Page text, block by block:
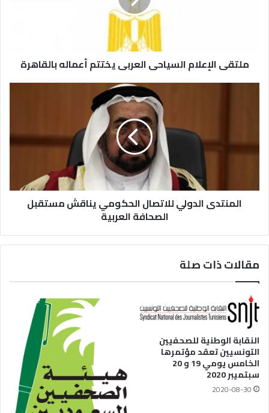
ملتقى الإعلام السياحى العربى يختتم أعماله بالقاهرة
المنتدى الدولي للاتصال الحكومي يناقش مستقبل
الصحافة العربية
مقالات ذات صلة
النقابة الوطنية للصحفيين
التونسيين تعقد مؤتمرها
الخامس يومي 19 و 20
سبتميبر 2020
2020-08-30